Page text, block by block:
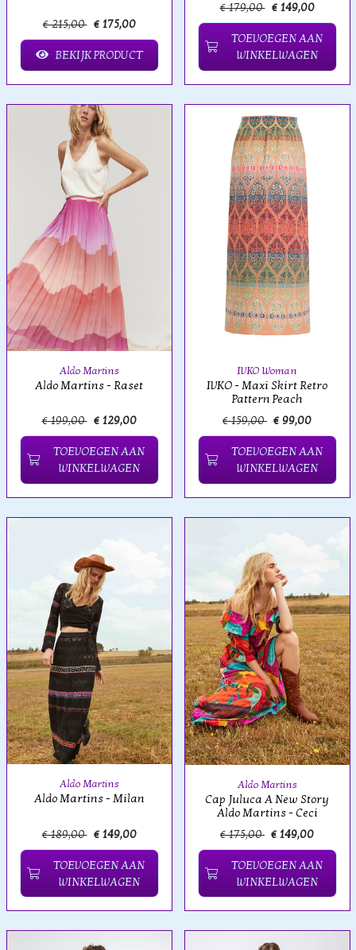
€ 215,00 € 175,00
BEKIJK PRODUCT
€ 179,00 € 149,00
TOEVOEGEN AAN
WINKELWAGEN
Aldo Martins
Aldo Martins - Raset
€ 199,00 € 129,00
TOEVOEGEN AAN
WINKELWAGEN
IVKO Woman
IVKO - Maxi Skirt Retro
Pattern Peach
€ 159,00 € 99,00
TOEVOEGEN AAN
WINKELWAGEN
Aldo Martins
Aldo Martins - Milan
€ 189,00 € 149,00
TOEVOEGEN AAN
WINKELWAGEN
Aldo Martins
Cap Juluca A New Story
Aldo Martins - Ceci
€ 175,00 € 149,00
TOEVOEGEN AAN
WINKELWAGEN